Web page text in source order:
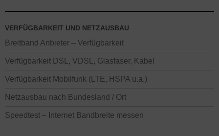
VERFÜGBARKEIT UND NETZAUSBAU
Breitband Anbieter – Verfügbarkeit
Verfügbarkeit DSL, VDSL, Glasfaser, Kabel
Verfügbarkeit Mobilfunk (LTE, HSPA u.a.)
Netzausbau nach Bundesland / Ort
Speedtest – Internet Bandbreite messen